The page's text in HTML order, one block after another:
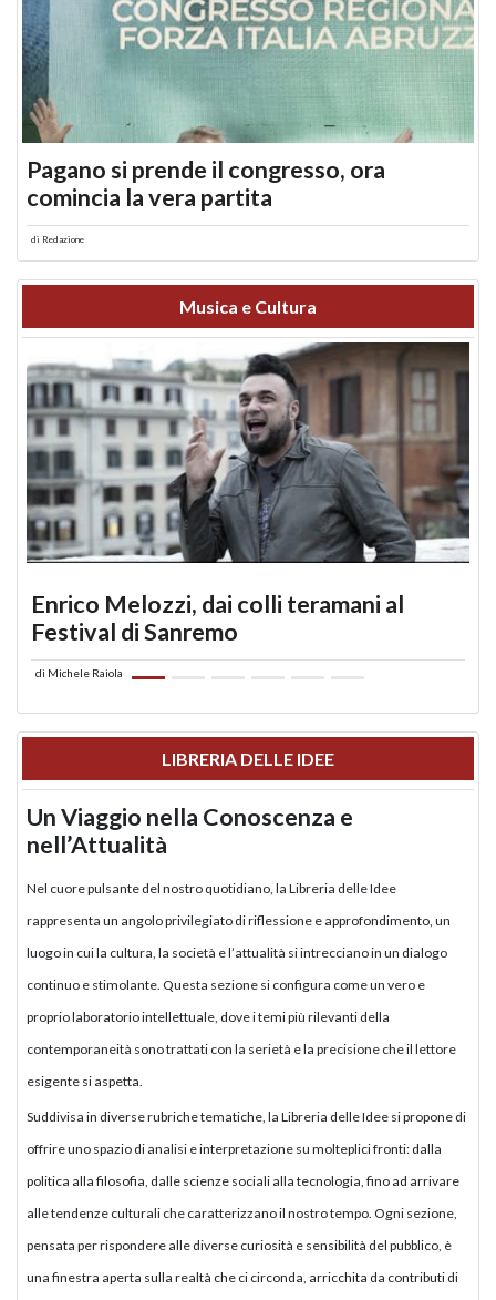
Pagano si prende il congresso, ora
comincia la vera partita
di Redazione
Musica e Cultura
Enrico Melozzi, dai colli teramani al
Festival di Sanremo
di Michele Raiola
LIBRERIA DELLE IDEE
Un Viaggio nella Conoscenza e
nell’Attualità
Nel cuore pulsante del nostro quotidiano, la Libreria delle Idee
rappresenta un angolo privilegiato di riflessione e approfondimento, un
luogo in cui la cultura, la società e l’attualità si intrecciano in un dialogo
continuo e stimolante. Questa sezione si configura come un vero e
proprio laboratorio intellettuale, dove i temi più rilevanti della
contemporaneità sono trattati con la serietà e la precisione che il lettore
esigente si aspetta.
Suddivisa in diverse rubriche tematiche, la Libreria delle Idee si propone di
offrire uno spazio di analisi e interpretazione su molteplici fronti: dalla
politica alla filosofia, dalle scienze sociali alla tecnologia, fino ad arrivare
alle tendenze culturali che caratterizzano il nostro tempo. Ogni sezione,
pensata per rispondere alle diverse curiosità e sensibilità del pubblico, è
una finestra aperta sulla realtà che ci circonda, arricchita da contributi di